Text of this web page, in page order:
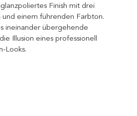
Finish mit drei
und einem führenden Farbton.
ineinander übergehende
Illusion eines professionell
Looks.